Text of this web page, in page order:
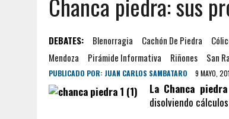
DEBATES: Blenorragia Cachón De Piedra
Mendoza
Pirámide Informativa Riñones San
PUBLICADO POR: JUAN CARLOS SAMBATARO 9 MAYO,
La Chanca piedra
disolviendo